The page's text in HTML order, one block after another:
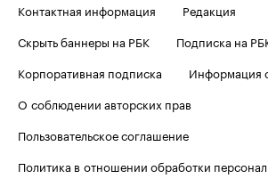
Контактная информация
Редакция
Скрыть баннеры на РБК
Подписка на
Корпоративная подписка
Информация
О соблюдении авторских прав
Пользовательское соглашение
Политика в отношении обработки